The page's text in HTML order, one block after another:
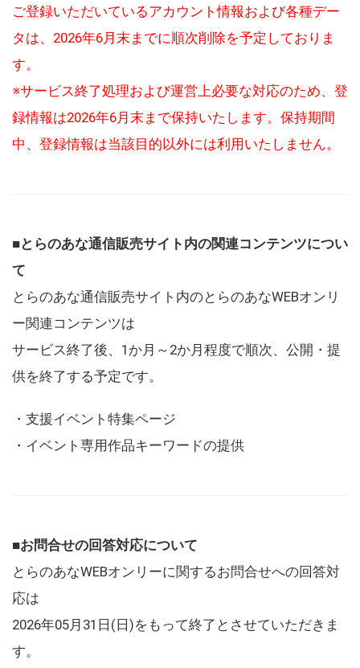
ご登録いただいているアカウント情報および各種デー
タは、2026年6月末までに順次削除を予定しておりま
す。
※サービス終了処理および運営上必要な対応のため、登
録情報は2026年6月末まで保持いたします。保持期間
中、登録情報は当該目的以外には利用いたしません。
■とらのあな通信販売サイト内の関連コンテンツについ
て
とらのあな通信販売サイト内のとらのあなWEBオンリ
ー関連コンテンツは
サービス終了後、1か月～2か月程度で順次、公開・提
供を終了する予定です。
・支援イベント特集ページ
・イベント専用作品キーワードの提供
■お問合せの回答対応について
とらのあなWEBオンリーに関するお問合せへの回答対
応は
2026年05月31日(日)をもって終了とさせていただきま
す。